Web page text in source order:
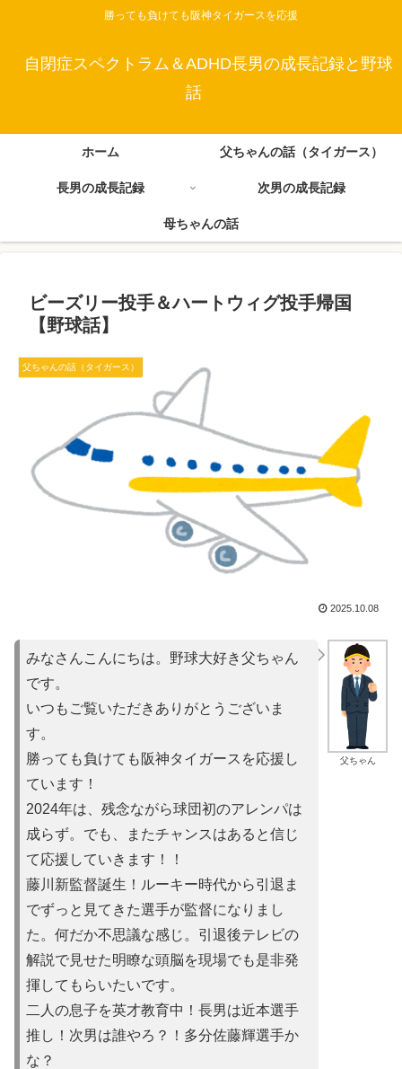
勝っても負けても阪神タイガースを応援
自閉症スペクトラム＆ADHD長男の成長記録と野球
話
ホーム 父ちゃんの話（タイガース）
長男の成長記録 次男の成長記録
母ちゃんの話
ビーズリー投手＆ハートウィグ投手帰国
【野球話】
父ちゃんの話（タイガース）
2025.10.08
父ちゃん
みなさんこんにちは。野球大好き父ちゃん
です。
いつもご覧いただきありがとうございま
す。
勝っても負けても阪神タイガースを応援し
ています！
2024年は、残念ながら球団初のアレンパは
成らず。でも、またチャンスはあると信じ
て応援していきます！！
藤川新監督誕生！ルーキー時代から引退ま
でずっと見てきた選手が監督になりまし
た。何だか不思議な感じ。引退後テレビの
解説で見せた明瞭な頭脳を現場でも是非発
揮してもらいたいです。
二人の息子を英才教育中！長男は近本選手
推し！次男は誰やろ？！多分佐藤輝選手か
な？